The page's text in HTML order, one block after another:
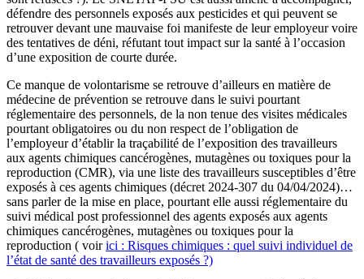
défendre des personnels exposés aux pesticides et qui peuvent se
retrouver devant une mauvaise foi manifeste de leur employeur voire
des tentatives de déni, réfutant tout impact sur la santé à l’occasion
d’une exposition de courte durée.
Ce manque de volontarisme se retrouve d’ailleurs en matière de
médecine de prévention se retrouve dans le suivi pourtant
réglementaire des personnels, de la non tenue des visites médicales
pourtant obligatoires ou du non respect de l’obligation de
l’employeur d’établir la traçabilité de l’exposition des travailleurs
aux agents chimiques cancérogènes, mutagènes ou toxiques pour la
reproduction (CMR), via une liste des travailleurs susceptibles d’être
exposés à ces agents chimiques (décret 2024-307 du 04/04/2024)…
sans parler de la mise en place, pourtant elle aussi réglementaire du
suivi médical post professionnel des agents exposés aux agents
chimiques cancérogènes, mutagènes ou toxiques pour la
reproduction ( voirici : Risques chimiques : quel suivi individuel de
l’état de santé des travailleurs exposés ?)